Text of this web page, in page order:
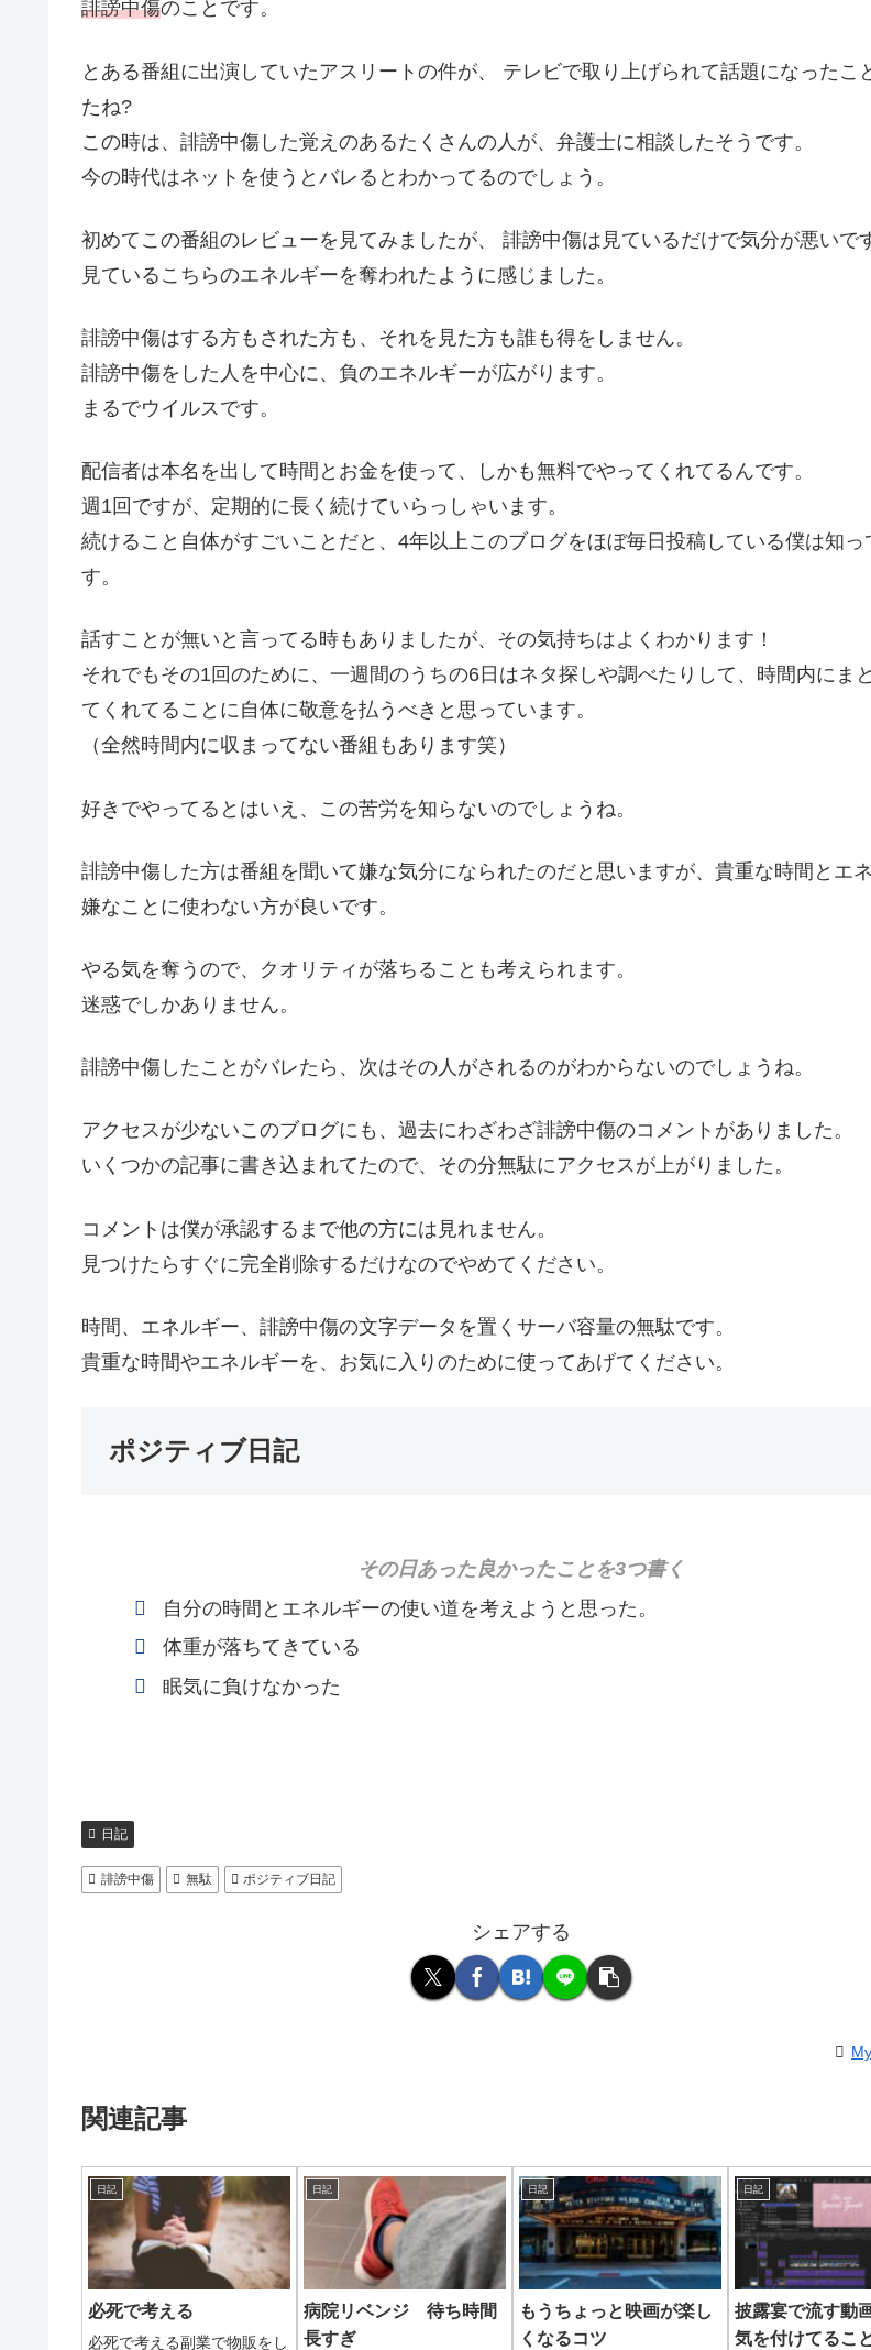
誹謗中傷のことです。
とある番組に出演していたアスリートの件が、 テレビで取り上げられて話題になったこ
たね?
この時は、誹謗中傷した覚えのあるたくさんの人が、弁護士に相談したそうです。
今の時代はネットを使うとバレるとわかってるのでしょう。
初めてこの番組のレビューを見てみましたが、 誹謗中傷は見ているだけで気分が悪いで
見ているこちらのエネルギーを奪われたように感じました。
誹謗中傷はする方もされた方も、それを見た方も誰も得をしません。
誹謗中傷をした人を中心に、負のエネルギーが広がります。
まるでウイルスです。
配信者は本名を出して時間とお金を使って、しかも無料でやってくれてるんです。
週1回ですが、定期的に長く続けていらっしゃいます。
続けること自体がすごいことだと、4年以上このブログをほぼ毎日投稿している僕は知っ
す。
話すことが無いと言ってる時もありましたが、その気持ちはよくわかります！
それでもその1回のために、一週間のうちの6日はネタ探しや調べたりして、時間内にま
てくれてることに自体に敬意を払うべきと思っています。
（全然時間内に収まってない番組もあります笑）
好きでやってるとはいえ、この苦労を知らないのでしょうね。
誹謗中傷した方は番組を聞いて嫌な気分になられたのだと思いますが、貴重な時間とエ
嫌なことに使わない方が良いです。
やる気を奪うので、クオリティが落ちることも考えられます。
迷惑でしかありません。
誹謗中傷したことがバレたら、次はその人がされるのがわからないのでしょうね。
アクセスが少ないこのブログにも、過去にわざわざ誹謗中傷のコメントがありました。
いくつかの記事に書き込まれてたので、その分無駄にアクセスが上がりました。
コメントは僕が承認するまで他の方には見れません。
見つけたらすぐに完全削除するだけなのでやめてください。
時間、エネルギー、誹謗中傷の文字データを置くサーバ容量の無駄です。
貴重な時間やエネルギーを、お気に入りのために使ってあげてください。
ポジティブ日記
その日あった良かったことを3つ書く
自分の時間とエネルギーの使い道を考えようと思った。
体重が落ちてきている
眠気に負けなかった
日記
誹謗中傷 無駄 ポジティブ日記
シェアする
関連記事
日記
必死で考える
必死で考える副業で物販をし
日記
病院リベンジ 待ち時間
長すぎ
日記
もうちょっと映画が楽し
くなるコツ
日記
披露宴で流す動
気を付けてるこ